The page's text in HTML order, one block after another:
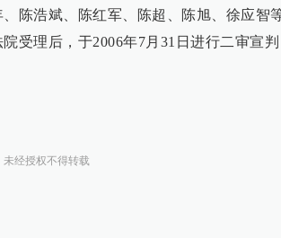
陈浩斌、陈红军、陈超、陈旭、徐应智
受理后，于2006年7月31日进行二审宣
未经授权不得转载